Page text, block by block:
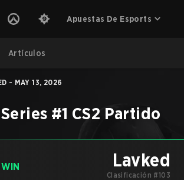
Apuestas De Esports
Artículos
- MAY 13, 2026
#1 CS2 Partido
WIN Lavked
Clasificación #103